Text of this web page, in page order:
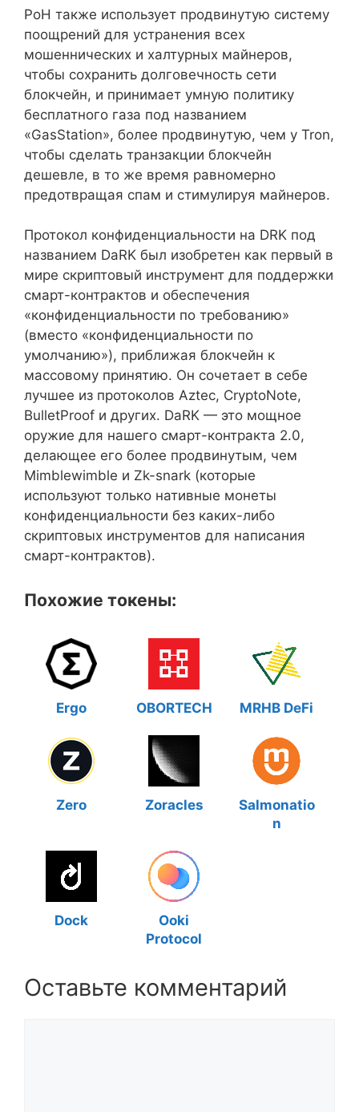
PoH также использует продвинутую систему
поощрений для устранения всех
мошеннических и халтурных майнеров,
чтобы сохранить долговечность сети
блокчейн, и принимает умную политику
бесплатного газа под названием
«GasStation», более продвинутую, чем у Tron,
чтобы сделать транзакции блокчейн
дешевле, в то же время равномерно
предотвращая спам и стимулируя майнеров.
Протокол конфиденциальности на DRK под
названием DaRK был изобретен как первый в
мире скриптовый инструмент для поддержки
смарт-контрактов и обеспечения
«конфиденциальности по требованию»
(вместо «конфиденциальности по
умолчанию»), приближая блокчейн к
массовому принятию. Он сочетает в себе
лучшее из протоколов Aztec, CryptoNote,
BulletProof и других. DaRK — это мощное
оружие для нашего смарт-контракта 2.0,
делающее его более продвинутым, чем
Mimblewimble и Zk-snark (которые
используют только нативные монеты
конфиденциальности без каких-либо
скриптовых инструментов для написания
смарт-контрактов).
Похожие токены:
Ergo OBORTECH MRHB DeFi
Zero Zoracles
Salmonatio
n
Dock
Ooki
Protocol
Оставьте комментарий